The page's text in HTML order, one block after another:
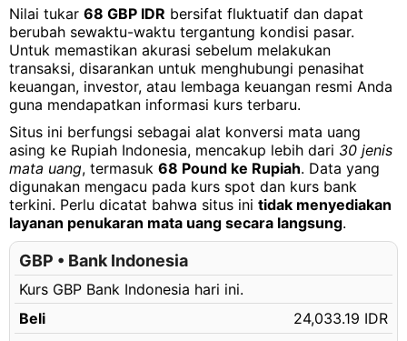
68.05 GBP
Rp1,643,311.55 IDR
68.06 GBP
Rp1,643,553.04 IDR
68.07 GBP
Rp1,643,794.52 IDR
68.08 GBP
Rp1,644,036.01 IDR
68.09 GBP
Rp1,644,277.49 IDR
68.10 GBP
Rp1,644,518.98 IDR
68.11 GBP
Rp1,644,760.46 IDR
68.12 GBP
Rp1,645,001.95 IDR
68.13 GBP
68.14 GBP
Rp1,645,484.92 IDR
68.15 GBP
Rp1,645,726.41 IDR
Nilai tukar 68 GBP IDR bersifat fluktuatif dan dapat
berubah sewaktu-waktu tergantung kondisi pasar.
Untuk memastikan akurasi sebelum melakukan
transaksi, disarankan untuk menghubungi penasihat
keuangan, investor, atau lembaga keuangan resmi Anda
guna mendapatkan informasi kurs terbaru.
Situs ini berfungsi sebagai alat konversi mata uang
asing ke Rupiah Indonesia, mencakup lebih dari 30 jenis
mata uang, termasuk 68 Pound ke Rupiah. Data yang
digunakan mengacu pada kurs spot dan kurs bank
terkini. Perlu dicatat bahwa situs ini tidak menyediakan
layanan penukaran mata uang secara langsung.
GBP • Bank Indonesia
Kurs GBP Bank Indonesia hari ini.
Beli
24,033.19 IDR